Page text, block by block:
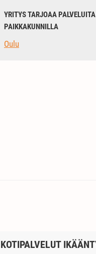
YRITYS TARJOAA
PAIKKAKUNNILLA
Oulu
KOTIPALVELUT